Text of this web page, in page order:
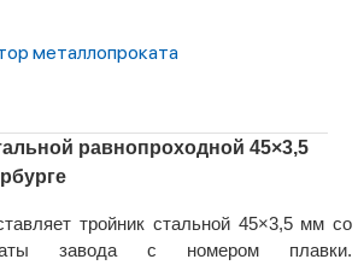
металлопроката
равнопроходной 45×3,5
тройник стальной 45×3,5 мм со
завода с номером плавки.